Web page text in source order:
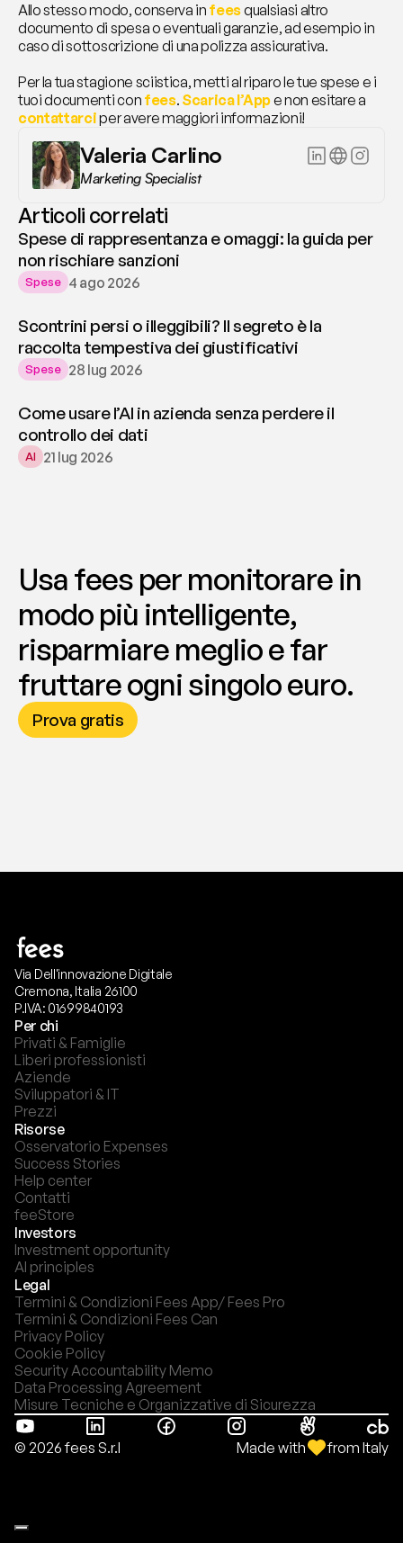
Allo stesso modo, conserva in fees qualsiasi altro
documento di spesa o eventuali garanzie, ad esempio in
caso di sottoscrizione di una polizza assicurativa.
Per la tua stagione sciistica, metti al riparo le tue spese e i
tuoi documenti con fees. Scarica l’App
contattarciper avere maggiori informazioni!
Valeria Carlino
Marketing Specialist
Articoli correlati
Spese di rappresentanza e omaggi: la guida per
non rischiare sanzioni
Spese 4 ago 2026
Scontrini persi o illeggibili? Il segreto è la
raccolta tempestiva dei giustificativi
Spese 28 lug 2026
Come usare l’AI in azienda senza perdere il
controllo dei dati
AI 21 lug 2026
Usa fees per monitorare in
modo più intelligente,
risparmiare meglio e far
fruttare ogni singolo euro.
Prova gratis
Via Dell'innovazione Digitale
Cremona, Italia 26100
P.IVA: 01699840193
Per chi
Privati & Famiglie
Liberi professionisti
Aziende
Sviluppatori & IT
Prezzi
Risorse
Osservatorio Expenses
Success Stories
Help center
Contatti
feeStore
Investors
Investment opportunity
AI principles
Legal
Termini & Condizioni Fees App/ Fees Pro
Termini & Condizioni Fees Can
Privacy Policy
Cookie Policy
Security Accountability Memo
Data Processing Agreement
Misure Tecniche e Organizzative di Sicurezza
© 2026 fees S.r.l Made with from Italy